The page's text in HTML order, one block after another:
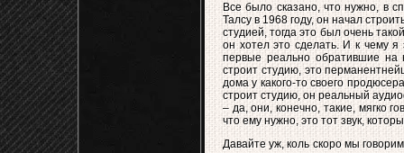
Все было сказано, что нужно, в
Талсу в 1968 году, он начал
студией, тогда это был очень
он хотел это сделать. И к чему
первые реально обратившие на
строит студию, это
дома у какого-то своего
строит студию, он реальный
– да, они, конечно, такие, мягко
что ему нужно, это тот звук,
Давайте уж, коль скоро мы